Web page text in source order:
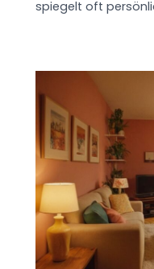
spiegelt oft